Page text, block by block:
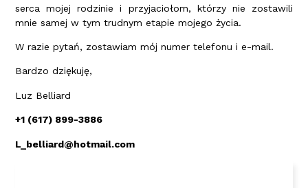
serca mojej rodzinie i przyjaciołom, którzy nie zostawili
mnie samej w tym trudnym etapie mojego życia.
W razie pytań, zostawiam mój numer telefonu i e-mail.
Bardzo dziękuję,
Luz Belliard
+1 (617) 899-3886
L_belliard@hotmail.com